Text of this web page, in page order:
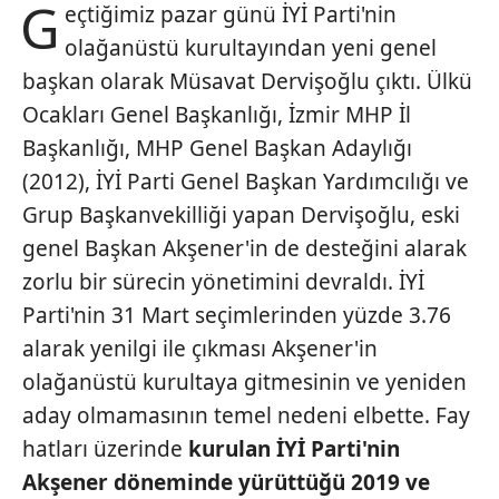
G eçtiğimiz pazar günü İYİ Parti'nin
olağanüstü kurultayından yeni genel
başkan olarak Müsavat Dervişoğlu çıktı. Ülkü
Ocakları Genel Başkanlığı, İzmir MHP İl
Başkanlığı, MHP Genel Başkan Adaylığı
(2012), İYİ Parti Genel Başkan Yardımcılığı ve
Grup Başkanvekilliği yapan Dervişoğlu, eski
genel Başkan Akşener'in de desteğini alarak
zorlu bir sürecin yönetimini devraldı. İYİ
Parti'nin 31 Mart seçimlerinden yüzde 3.76
alarak yenilgi ile çıkması Akşener'in
olağanüstü kurultaya gitmesinin ve yeniden
aday olmamasının temel nedeni elbette. Fay
hatları üzerinde kurulan İYİ Parti'nin
Akşener döneminde yürüttüğü 2019 ve